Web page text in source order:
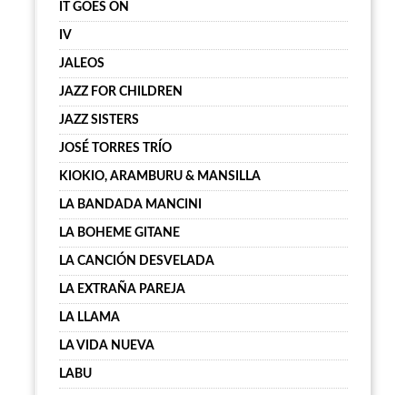
IT GOES ON
IV
JALEOS
JAZZ FOR CHILDREN
JAZZ SISTERS
JOSÉ TORRES TRÍO
KIOKIO, ARAMBURU & MANSILLA
LA BANDADA MANCINI
LA BOHEME GITANE
LA CANCIÓN DESVELADA
LA EXTRAÑA PAREJA
LA LLAMA
LA VIDA NUEVA
LABU